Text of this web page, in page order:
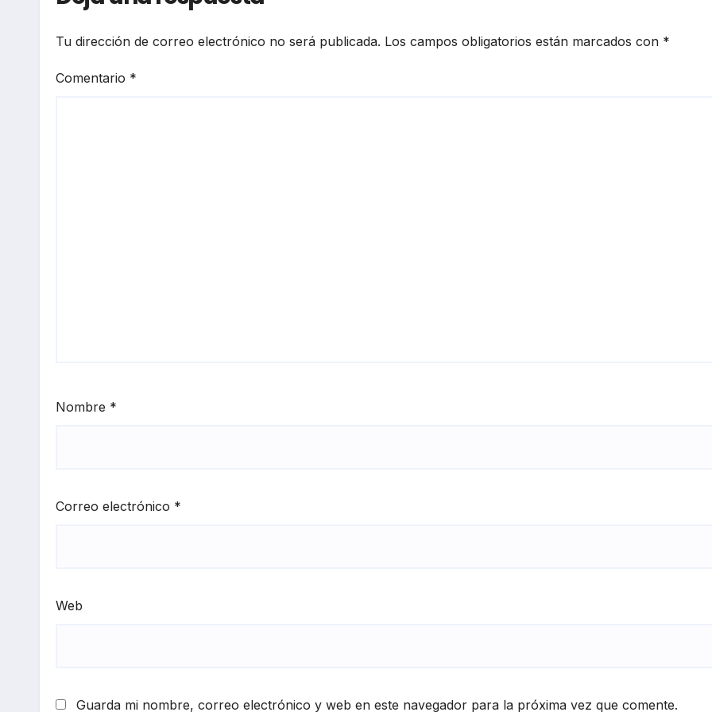
Tu dirección de correo electrónico no será publicada. Los campos obligatorios están marcados con *
Comentario *
Nombre *
Correo electrónico *
Web
Guarda mi nombre, correo electrónico y web en este navegador para la próxima vez que comente.